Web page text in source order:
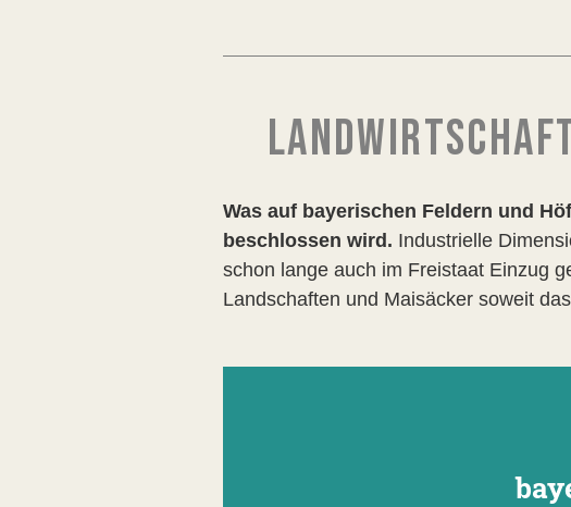
Was auf bayerischen Feldern und
beschlossen wird. Industrielle
schon lange auch im Freistaat Einzug
Landschaften und Maisäcker soweit